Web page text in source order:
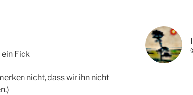
nicht, dass wir ihn nicht